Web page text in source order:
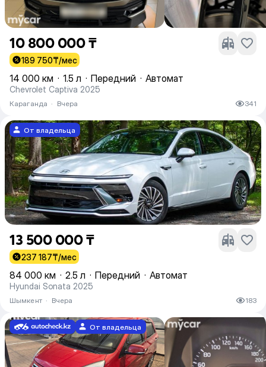
10 800 000 ₸
189 750₸/мес
14 000 км · 1.5 л · Передний · Автомат
Chevrolet Captiva 2025
Караганда · Вчера 341
От владельца
13 500 000 ₸
237 187₸/мес
84 000 км · 2.5 л · Передний · Автомат
Hyundai Sonata 2025
Шымкент · Вчера 183
От владельца